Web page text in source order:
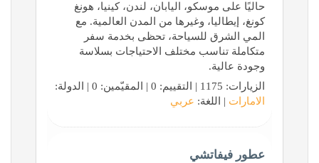
حاليًا على موسكو، اليابان، لندن، كينيا، هونغ
كونغ، إيطاليا، وغيرها من المدن العالمية. مع
المي الشرق للسياحة، تحظى بخدمة سفر
متكاملة تناسب مختلف الاحتياجات بسلاسة
وجودة عالية.
الزيارات: 1175 | التقييم: 0 | المقيّمين: 0 | الدولة:
الامارات | اللغة: عربي
عطور فيفاتشي